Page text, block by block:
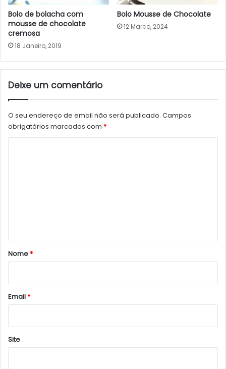
Bolo de bolacha com
mousse de chocolate
cremosa
18 Janeiro, 2019
Bolo Mousse de Chocolate
12 Março, 2024
Deixe um comentário
O seu endereço de email não será publicado. Campos
obrigatórios marcados com *
r
*
Nome*
Email*
Site